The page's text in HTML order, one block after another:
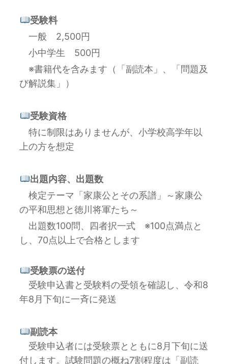
受験料
一般 2,500円
小中学生 500円
※書籍代を含みます（「副読本」、「問題及
び解説集」）
受験資格
特に制限はありませんが、小学校高学年以
上の方を想定
出題内容、出題数
検定テーマ「家康公とその系譜」～家康公
の平和思想と徳川将軍たち～
出題数100問、四者択一式 ※100点満点と
し、70点以上で合格とします
受験票の送付
受験申込書と受験料の受領を確認し、令和8
年8月下旬に一斉に発送
副読本
受験申込者には受験票とともに8月下旬に送
付します。試験問題の概ね7割程度は「副読